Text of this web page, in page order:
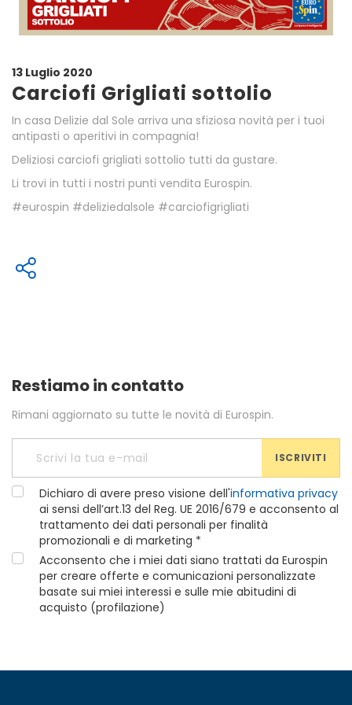
13 Luglio 2020
Carciofi Grigliati sottolio
In casa Delizie dal Sole arriva una sfiziosa novità per i tuoi
antipasti o aperitivi in compagnia!
Deliziosi carciofi grigliati sottolio tutti da gustare.
Li trovi in tutti i nostri punti vendita Eurospin.
#eurospin #deliziedalsole #carciofigrigliati
Restiamo in contatto
Rimani aggiornato su tutte le novità di Eurospin.
ISCRIVITI
Dichiaro di avere preso visione dell'informativa privacy
ai sensi dell’art.13 del Reg. UE 2016/679 e acconsento al
trattamento dei dati personali per finalità
promozionali e di marketing *
Acconsento che i miei dati siano trattati da Eurospin
per creare offerte e comunicazioni personalizzate
basate sui miei interessi e sulle mie abitudini di
acquisto (profilazione)